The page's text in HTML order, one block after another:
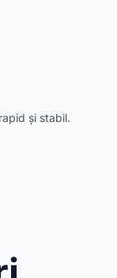
și stabil.